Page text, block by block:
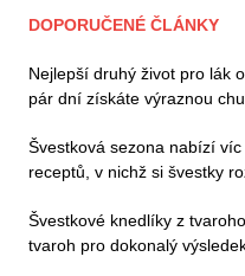
DOPORUČENÉ ČLÁNKY
Nejlepší druhý život pro lák
pár dní získáte výraznou
Švestková sezona nabízí
receptů, v nichž si švestky
Švestkové knedlíky z
tvaroh pro dokonalý